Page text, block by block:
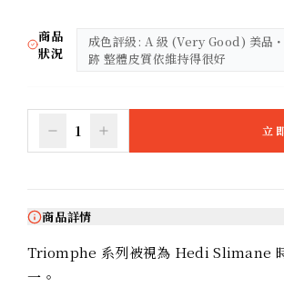
商品
狀況
成色評級: A 級 (Very Good) 美品
跡 整體皮質依維持得很好
1 立
商品詳情
Triomphe 系列被視為 Hedi Slimane
一。